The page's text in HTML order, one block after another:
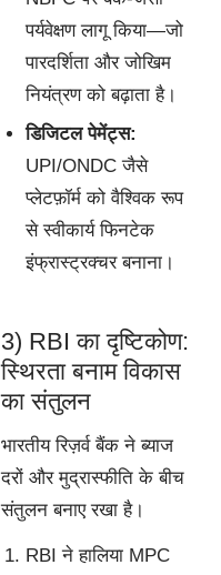
पर्यवेक्षण लागू किया—जो
पारदर्शिता और जोखिम
नियंत्रण को बढ़ाता है।
डिजिटल पेमेंट्स:
UPI/ONDC जैसे
प्लेटफ़ॉर्म को वैश्विक रूप
से स्वीकार्य फिनटेक
इंफ्रास्ट्रक्चर बनाना।
3) RBI का दृष्टिकोण:
स्थिरता बनाम विकास
का संतुलन
भारतीय रिज़र्व बैंक ने ब्याज
दरों और मुद्रास्फीति के बीच
संतुलन बनाए रखा है।
RBI ने हालिया MPC